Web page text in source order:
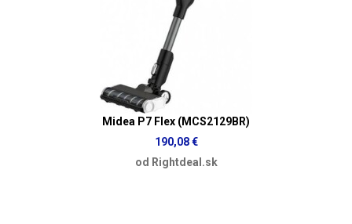
Midea P7 Flex (MCS2129BR)
190,08 €
od Rightdeal.sk